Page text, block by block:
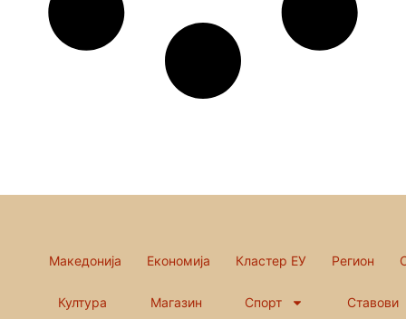
Македонија Економија Кластер ЕУ Регион
Култура Магазин Спорт Ставови